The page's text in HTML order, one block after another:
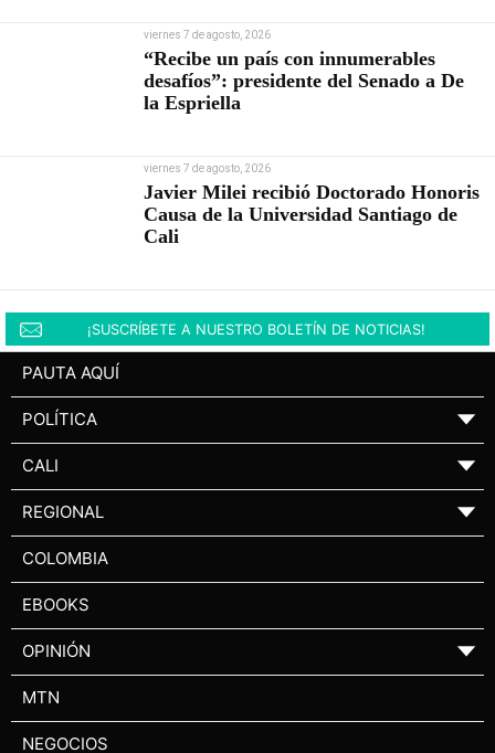
viernes 7 de agosto, 2026
“Recibe un país con innumerables
desafíos”: presidente del Senado a De
la Espriella
viernes 7 de agosto, 2026
Javier Milei recibió Doctorado Honoris
Causa de la Universidad Santiago de
Cali
¡SUSCRÍBETE A NUESTRO BOLETÍN DE NOTICIAS!
PAUTA AQUÍ
POLÍTICA ▼
CALI ▼
REGIONAL ▼
COLOMBIA
EBOOKS
OPINIÓN ▼
MTN
NEGOCIOS